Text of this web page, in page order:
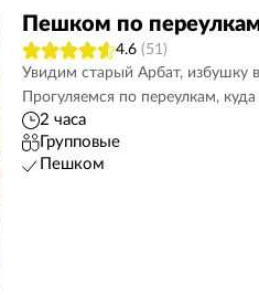
На русском21
Музеи6
Пешком по
4.6 (51)
Увидим старый Арбат, избушку
Прогуляемся по переулкам,
2 часа
Групповые
Пешком